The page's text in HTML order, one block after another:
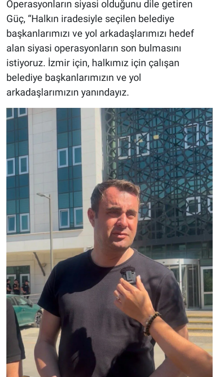
Operasyonların siyasi olduğunu dile getiren
Güç, “Halkın iradesiyle seçilen belediye
başkanlarımızı ve yol arkadaşlarımızı hedef
alan siyasi operasyonların son bulmasını
istiyoruz. İzmir için, halkımız için çalışan
belediye başkanlarımızın ve yol
arkadaşlarımızın yanındayız.